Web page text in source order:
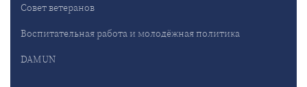
Совет ветеранов
Воспитательная работа и молодёжная политика
DAMUN